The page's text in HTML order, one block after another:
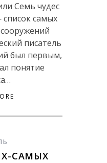
Семь чудес
самых
писатель
был первым,
понятие
САМЫХ